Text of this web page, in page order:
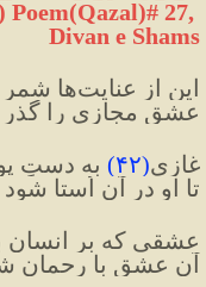
27,
Divan e Shams
این از عنایت‌ها شمر کز کوی عشق آمد ضرر
عشق مجازی را
غازی(۴۲) به دستِ
تا او در آن اُستا
عشقی که بر انسان
آن عشق با رحمان